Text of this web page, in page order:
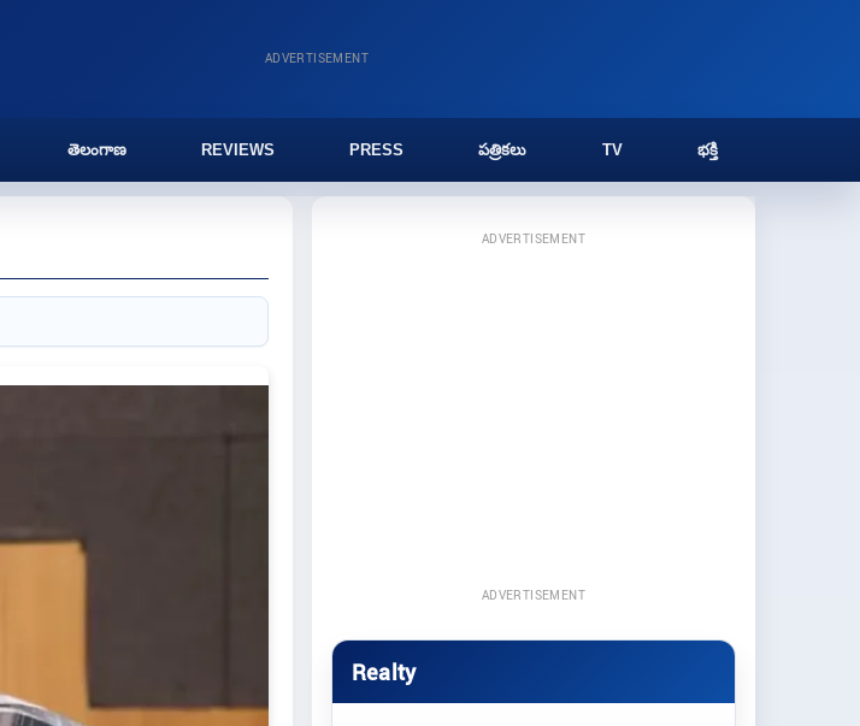
ADVERTISEMENT
తెలంగాణ REVIEWS PRESS పత్రికలు TV భక్తి
ADVERTISEMENT
ADVERTISEMENT
Realty